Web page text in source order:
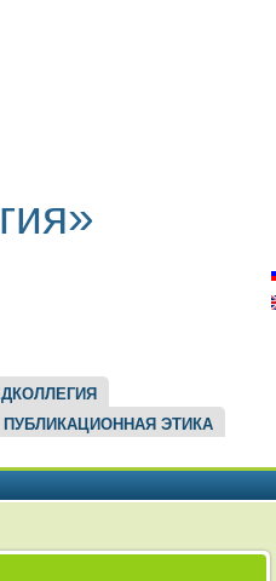
ПУБЛИКАЦИОННАЯ ЭТИКА